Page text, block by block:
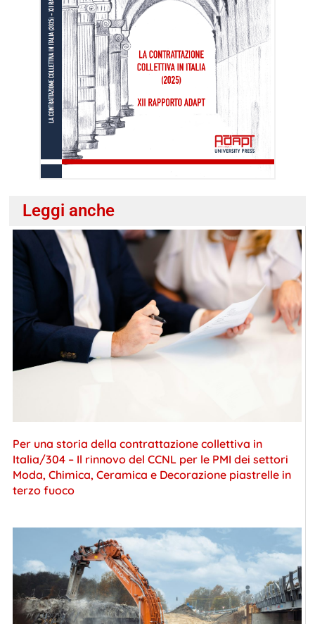
Leggi anche
Per una storia della contrattazione collettiva in
Italia/304 – Il rinnovo del CCNL per le PMI dei settori
Moda, Chimica, Ceramica e Decorazione piastrelle in
terzo fuoco